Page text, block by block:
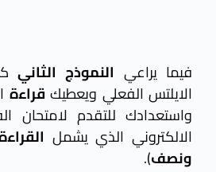
فيما يراعي النموذج الثاني
الايلتس الفعلي ويعطيك قراءة
واستعدادك للتقدم لامتحان
الالكتروني الذي يشمل
ونصف).